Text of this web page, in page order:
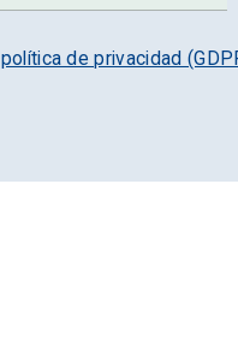
política de privacidad